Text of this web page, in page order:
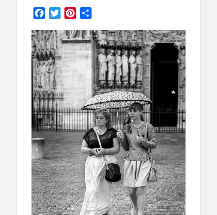
Facebook
TwitterPinterest